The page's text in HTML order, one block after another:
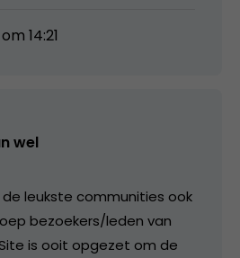
14:21
wel
leukste communities ook
bezoekers/leden van
is ooit opgezet om de